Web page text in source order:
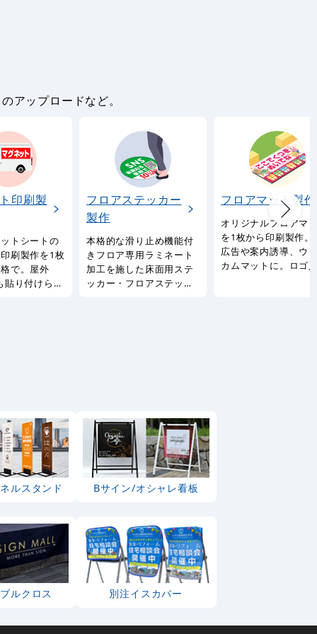
アップロードなど。
印刷製
トシートの
刷製作を1枚
で。屋外
貼り付けられ
フロアステッカー
製作
本格的な滑り止め機能付
きフロア専用ラミネート
加工を施した床面用ステ
ッカー・フロアステッカ
フロアマット製作
オリジナルフロアマ
を1枚から印刷製作。
広告や案内誘導、ウ
カムマットに。ロゴ
ルスタンド Bサイン/オシャレ看板
ルクロス 別注イスカバー